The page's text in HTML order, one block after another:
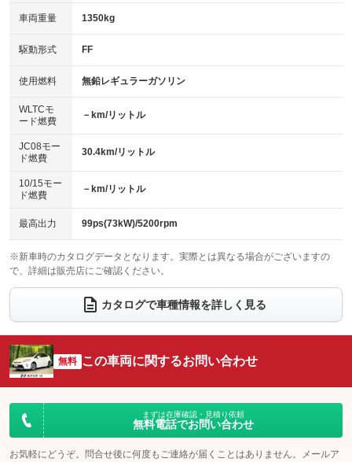
アイドリングストップ
：装備あり
USB入力端子
：装備なし
100V電源
：装備なし
センターデフロック
：装備なし
電動格納ミラー
：装備あり
キーレス
HID(キセノンライト)
：装備あり
バックカメラ
：装備あり
エアロ
：装備なし
：装備なし
パワーシート
ベンチシート
：装備なし
チップアップシート
：装備なし
：装備なし ：装備なし
ウォークスルー
：装備なし
電動リアゲート フロントカメラ
：装備なし
：装備なし ：装備なし
サイドカメラ
：装備なし ルーフレール
：装備なし
：装備なし
：装備なし
車両重量 1350kg
駆動形式 FF
使用燃料 無鉛レギュラーガソリン
WLTCモ
ード燃費
－km/リットル
JC08モー
ド燃費
30.4km/リットル
10/15モー
ド燃費
－km/リットル
最高出力 99ps(73kW)/5200rpm
※新車時のカタログデータとなります。実際とは異なる場合がございますの
で、詳細は販売店にご確認ください。
カタログで車種情報を詳しく見る
無料 この車両に関するお問い合わせ
まずは在庫確認・見積り依頼
無料電話でお問い合わせ
お気軽にどうぞ。問合せ後に何度もご連絡が届くことはありません。メールア